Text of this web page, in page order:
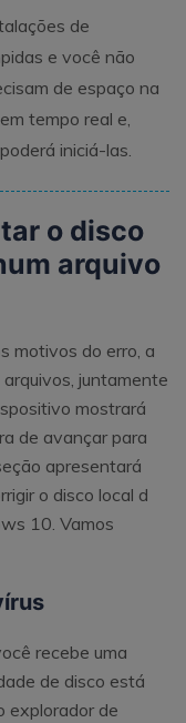
de
e você não
de espaço na
tempo real e,
iniciá-las.
o disco
arquivo
motivos do erro, a
juntamente
mostrará
de avançar para
apresentará
o disco local d
10. Vamos
recebe uma
de disco está
explorador de